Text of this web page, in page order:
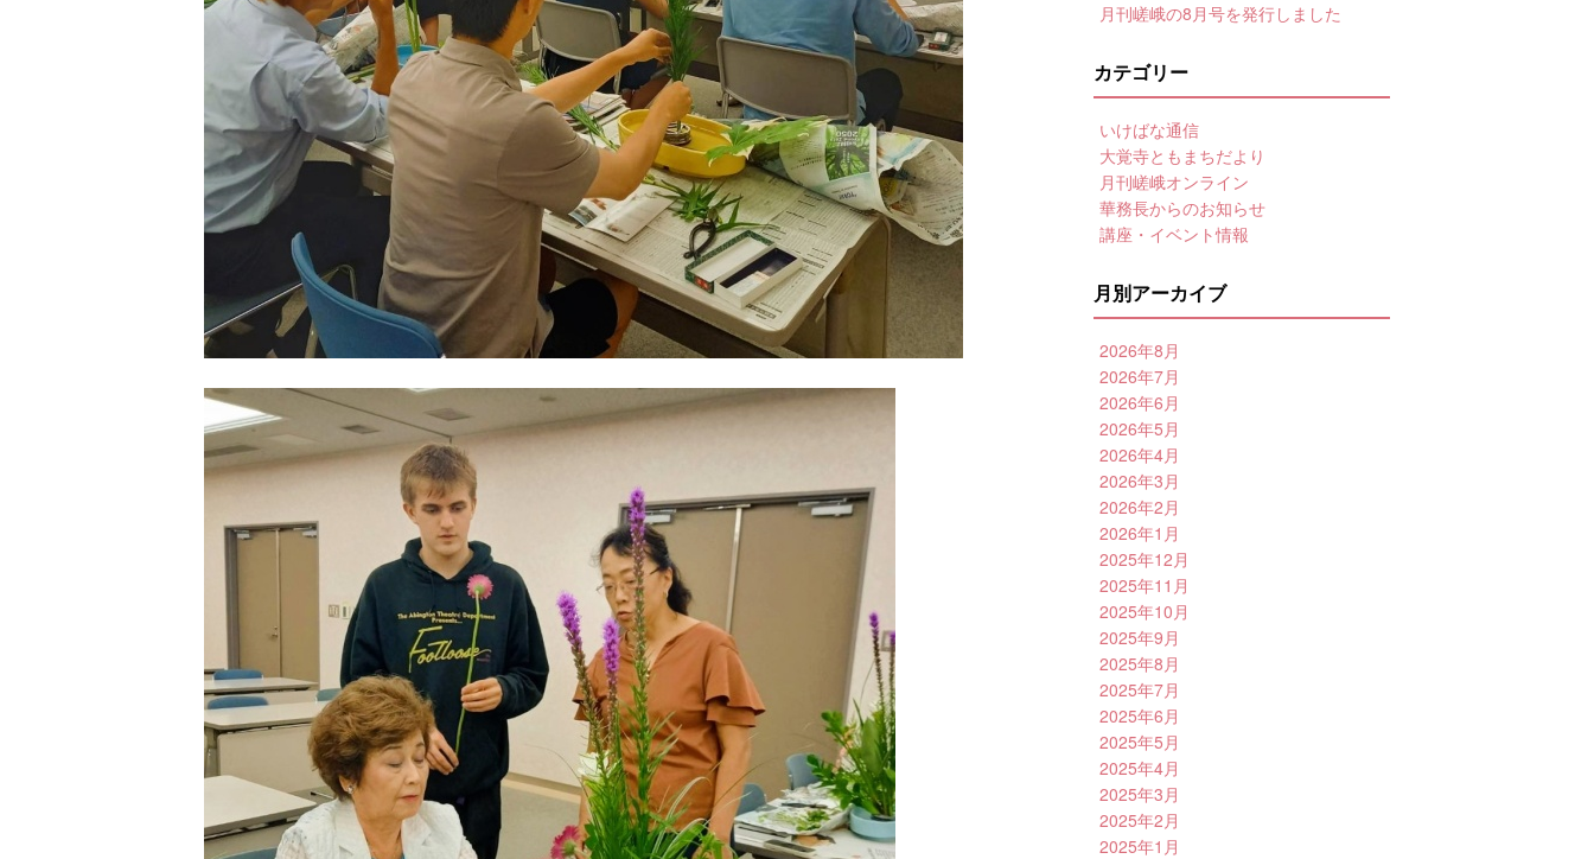
月刊嵯峨の8月号を発行しました
カテゴリー
いけばな通信
大覚寺ともまちだより
月刊嵯峨オンライン
華務長からのお知らせ
講座・イベント情報
月別アーカイブ
2026年8月
2026年7月
2026年6月
2026年5月
2026年4月
2026年3月
2026年2月
2026年1月
2025年12月
2025年11月
2025年10月
2025年9月
2025年8月
2025年7月
2025年6月
2025年5月
2025年4月
2025年3月
2025年2月
2025年1月